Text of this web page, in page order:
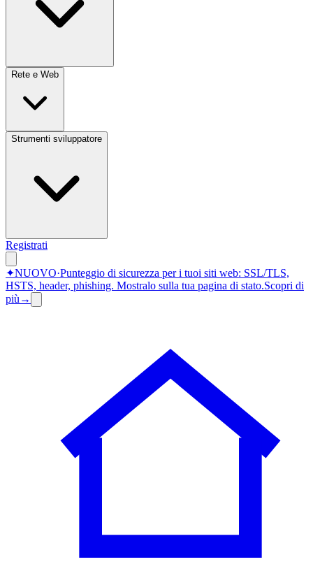
Rete e Web
Strumenti sviluppatore
Registrati
✦NUOVO·Punteggio di sicurezza per i tuoi siti web: SSL/TLS,
HSTS, header, phishing. Mostralo sulla tua pagina di stato.Scopri di
più →